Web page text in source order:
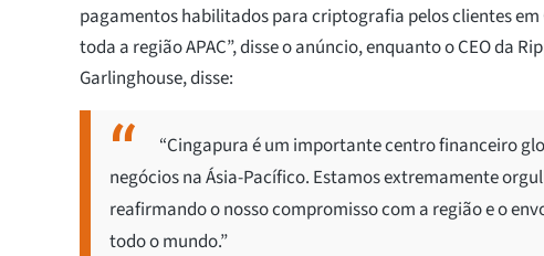
pagamentos habilitados para criptografia pelos clientes em
toda a região APAC”, disse o anúncio, enquanto o CEO da
Garlinghouse, disse:
“Cingapura é um importante centro financeiro
negócios na Ásia-Pacífico. Estamos extremamente
reafirmando o nosso compromisso com a região e o
todo o mundo.”